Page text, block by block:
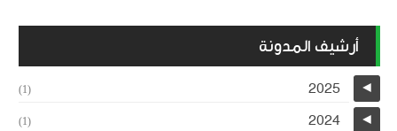
أرشيف المدونة
◄
2025
(1)
◄
2024
(1)